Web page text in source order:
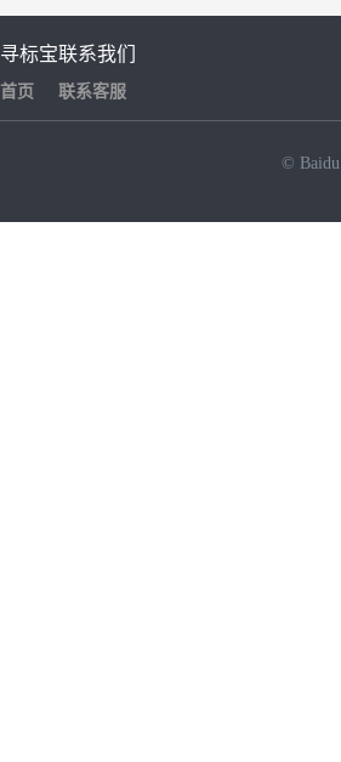
寻标宝
首页
联系我们
联系客服
© Baidu